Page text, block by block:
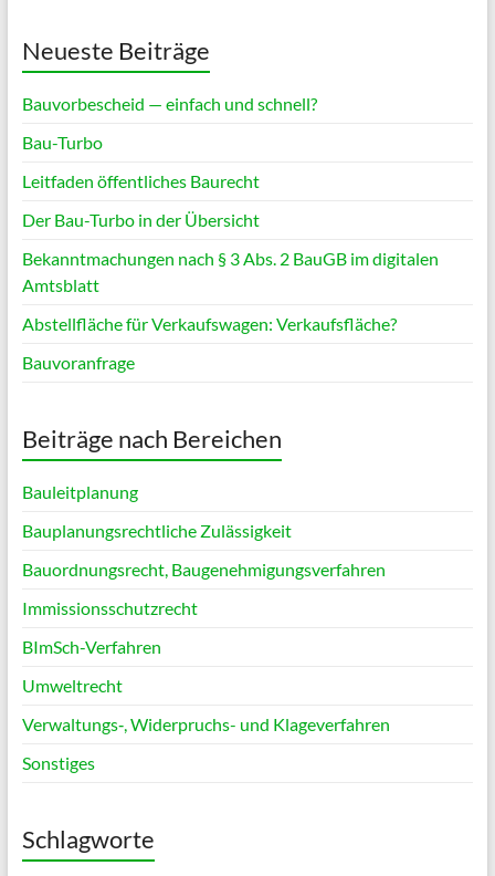
Neueste Beiträge
Bauvorbescheid — einfach und schnell?
Bau-Turbo
Leitfaden öffentliches Baurecht
Der Bau-Turbo in der Übersicht
Bekanntmachungen nach § 3 Abs. 2 BauGB im digitalen
Amtsblatt
Abstellfläche für Verkaufswagen: Verkaufsfläche?
Bauvoranfrage
Beiträge nach Bereichen
Bauleitplanung
Bauplanungsrechtliche Zulässigkeit
Bauordnungsrecht, Baugenehmigungsverfahren
Immissionsschutzrecht
BImSch-Verfahren
Umweltrecht
Verwaltungs‑, Widerpruchs- und Klageverfahren
Sonstiges
Schlagworte